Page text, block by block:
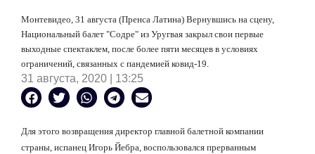
Монтевидео, 31 августа (Пренса Латина) Вернувшись на сцену,
Национальный балет "Содре" из Уругвая закрыл свои первые
выходные спектаклем, после более пяти месяцев в условиях
ограничений, связанных с пандемией ковид-19.
31 августа, 2020 | 13:25
Для этого возвращения директор главной балетной компании
страны, испанец Игорь Йебра, воспользовался прерванным